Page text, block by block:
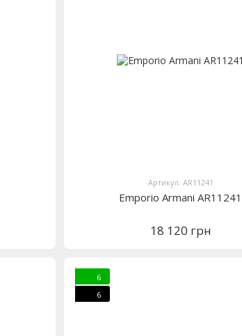
Артикул: AR11241
Emporio Armani AR11241
18 120 грн
6
6